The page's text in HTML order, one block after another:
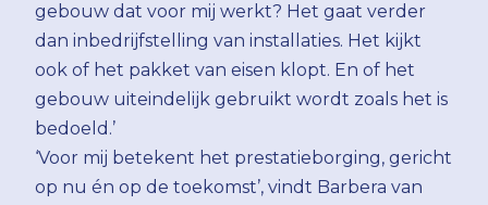
gebouw dat voor mij werkt? Het gaat verder
dan inbedrijfstelling van installaties. Het kijkt
ook of het pakket van eisen klopt. En of het
gebouw uiteindelijk gebruikt wordt zoals het is
bedoeld.’
‘Voor mij betekent het prestatieborging, gericht
op nu én op de toekomst’, vindt Barbera van